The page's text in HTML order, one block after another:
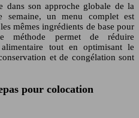
dans son approche globale de la
semaine, un menu complet est
mêmes ingrédients de base pour
méthode permet de réduire
tout en optimisant le
et de congélation sont
pour colocation